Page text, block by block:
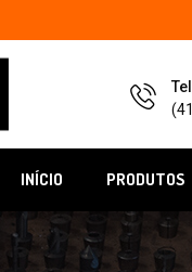
INÍCIO PRODUTOS